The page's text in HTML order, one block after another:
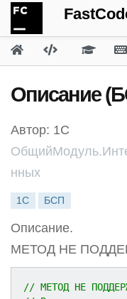
Описание
Автор: 1С
нных
1С БСП
Описание.
МЕТОД НЕ
// МЕТОД НЕ